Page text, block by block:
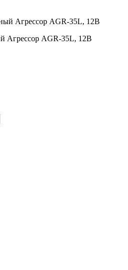
Агрессор AGR-35L, 12В